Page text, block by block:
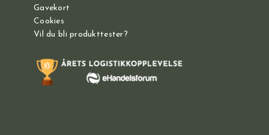
Gavekort
Cookies
Vil du bli produkttester?